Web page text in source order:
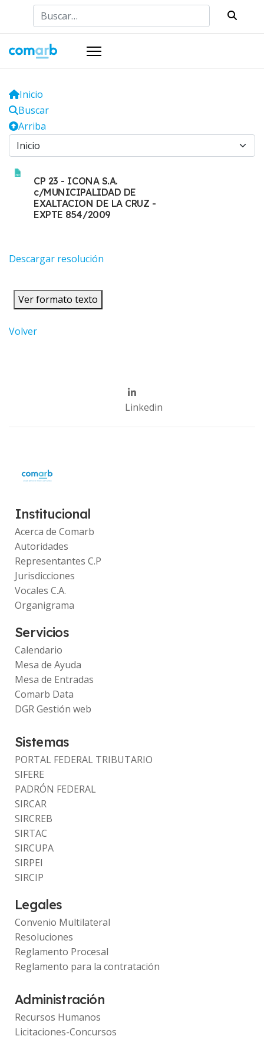
Buscar
Inicio
Buscar
Arriba
CP 23 - ICONA S.A.
c/MUNICIPALIDAD DE
EXALTACION DE LA CRUZ -
EXPTE 854/2009
Descargar resolución
Ver formato texto
Volver
Linkedin
Institucional
Acerca de Comarb
Autoridades
Representantes C.P
Jurisdicciones
Vocales C.A.
Organigrama
Servicios
Calendario
Mesa de Ayuda
Mesa de Entradas
Comarb Data
DGR Gestión web
Sistemas
PORTAL FEDERAL TRIBUTARIO
SIFERE
PADRÓN FEDERAL
SIRCAR
SIRCREB
SIRTAC
SIRCUPA
SIRPEI
SIRCIP
Legales
Convenio Multilateral
Resoluciones
Reglamento Procesal
Reglamento para la contratación
Administración
Recursos Humanos
Licitaciones-Concursos